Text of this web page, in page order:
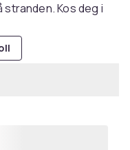
Kos deg i